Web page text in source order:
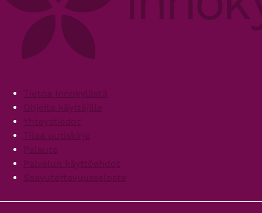
FooterTietoa Innokylästä
Ohjeita käyttäjille
Yhteystiedot
Tilaa uutiskirje
Palaute
Palvelun käyttöehdot
Saavutettavuusseloste